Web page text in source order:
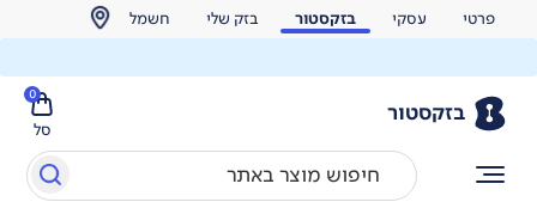
פרטי עסקי בזקסטור בזק שלי חשמל
בזקסטור
סל
0